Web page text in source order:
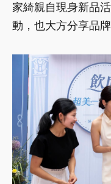
家綺親自現身新品
動，也大方分享品